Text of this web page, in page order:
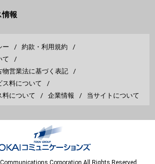
情報
ー
約款・利用規約
て
物営業法に基づく表記
ス料について
料について
企業情報 当サイトについて
Corporation All Rights Reserved.